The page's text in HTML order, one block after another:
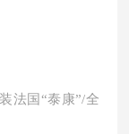
法国“泰康”/全